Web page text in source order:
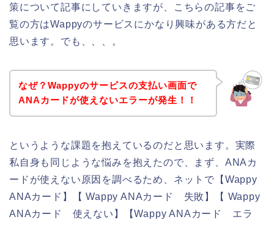
策について記事にしていきますが、こちらの記事をご
覧の方はWappyのサービスにかなり興味がある方だと
思います。でも、、、。
なぜ？Wappyのサービスの支払い画面で
ANAカードが使えないエラーが発生！！
というような課題を抱えているのだと思います。実際
私自身も同じような悩みを抱えたので、まず、ANAカ
ードが使えない原因を調べるため、ネットで【Wappy
ANAカード】【 Wappy ANAカード 失敗】【 Wappy
ANAカード 使えない】【Wappy ANAカード エラ